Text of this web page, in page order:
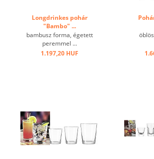
Longdrinkes pohár
"Bambo" ...
bambusz forma, égetett
peremmel ...
1.197,20 HUF